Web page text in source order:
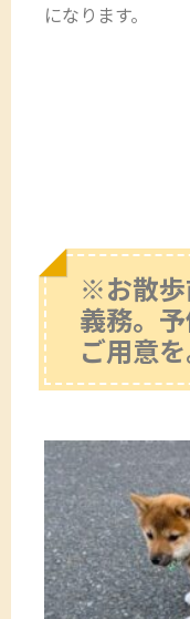
になります。
※お散歩
義務。
ご用意を